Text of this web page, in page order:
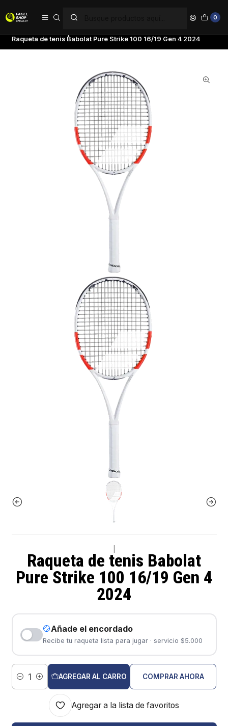
0
Raqueta de tenis Babolat Pure Strike 100 16/19 Gen 4 2024
Raqueta de tenis Babolat
Pure Strike 100 16/19 Gen 4
2024
Añade el encordado
Recibe tu raqueta lista para jugar · servicio $5.000
Cantidad
AGREGAR AL CARRO COMPRAR AHORA
Agregar a la lista de favoritos